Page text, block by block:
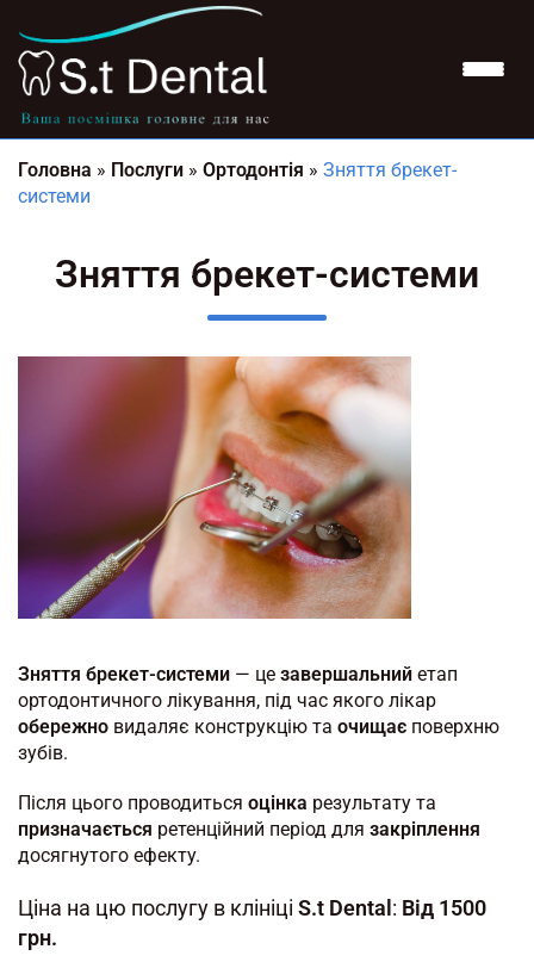
Головна » Послуги » Ортодонтія » Зняття брекет-
системи
Зняття брекет-системи
Зняття брекет-системи — це завершальний етап
ортодонтичного лікування, під час якого лікар
обережно видаляє конструкцію та очищає поверхню
зубів.
Після цього проводиться оцінка результату та
призначається ретенційний період для закріплення
досягнутого ефекту.
Ціна на цю послугу в клініці S.t Dental: Від 1500
грн.